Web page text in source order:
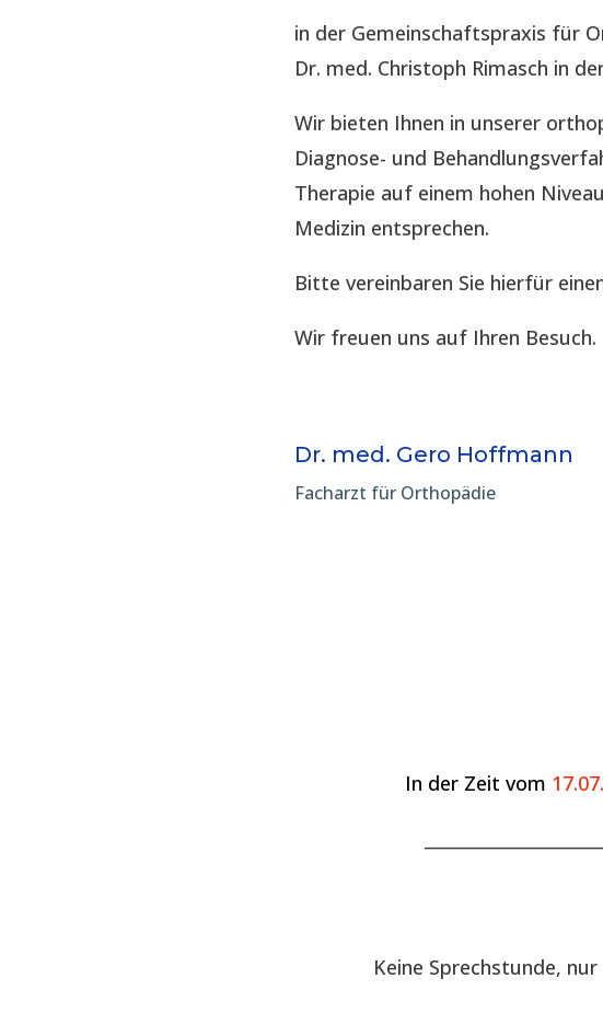
in der Gemeinschaftspraxis für
Dr. med. Christoph Rimasch in
Wir bieten Ihnen in unserer
Diagnose- und
Therapie auf einem hohen
Medizin entsprechen.
Bitte vereinbaren Sie hierfür
Wir freuen uns auf Ihren Besuch.
Dr. med. Gero Hoffmann
Facharzt für Orthopädie
In der Zeit vom
Keine Sprechstunde,